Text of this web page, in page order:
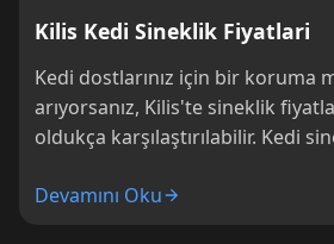
Kilis Kedi Sineklik Fiyatlari
Kedi dostlarınız için bir koruma
arıyorsanız, Kilis'te sineklik
oldukça karşılaştırılabilir. Kedi
Devamını Oku